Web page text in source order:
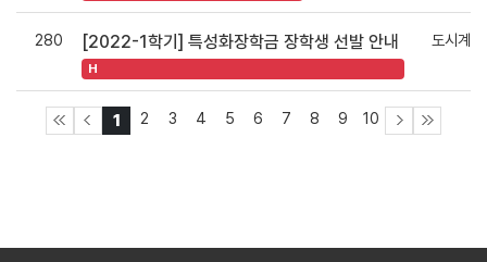
280 [2022-1학기] 특성화장학금 장학생 선발 안내
H
도시계
1 2 3 4 5 6 7 8 9 10